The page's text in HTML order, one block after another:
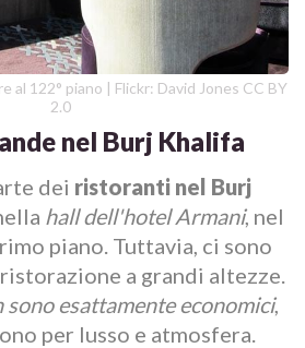
al 122° piano | Flickr: David Jones CC BY
2.0
nel Burj Khalifa
dei ristoranti nel Burj
hall dell'hotel Armani, nel
piano. Tuttavia, ci sono
a grandi altezze.
sono esattamente economici,
per lusso e atmosfera.